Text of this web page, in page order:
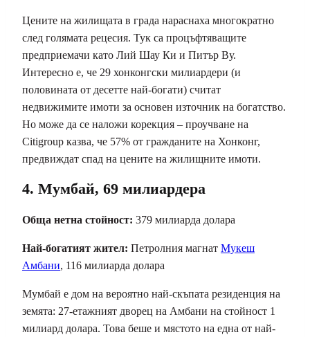
Цените на жилищата в града нараснаха многократно
след голямата рецесия. Тук са процъфтяващите
предприемачи като Лий Шау Ки и Питър Ву.
Интересно е, че 29 хонконгски милиардери (и
половината от десетте най-богати) считат
недвижимите имоти за основен източник на богатство.
Но може да се наложи корекция – проучване на
Citigroup казва, че 57% от гражданите на Хонконг,
предвиждат спад на цените на жилищните имоти.
4. Мумбай, 69 милиардера
Обща нетна стойност: 379 милиарда долара
Най-богатият жител: Петролния магнат Мукеш
Амбани, 116 милиарда долара
Мумбай е дом на вероятно най-скъпата резиденция на
земята: 27-етажният дворец на Амбани на стойност 1
милиард долара. Това беше и мястото на една от най-